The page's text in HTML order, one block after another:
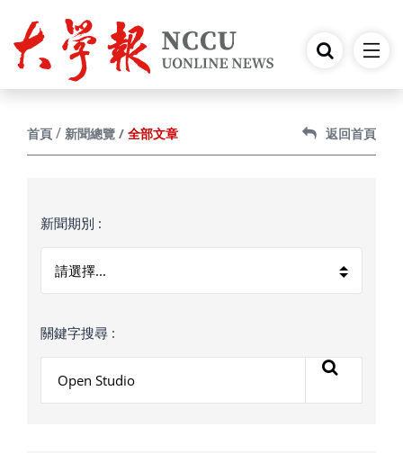
首頁 新聞總覽 全部文章 返回首頁
新聞期別 :
關鍵字搜尋 :